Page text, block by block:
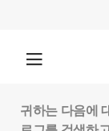
귀하는 다음에